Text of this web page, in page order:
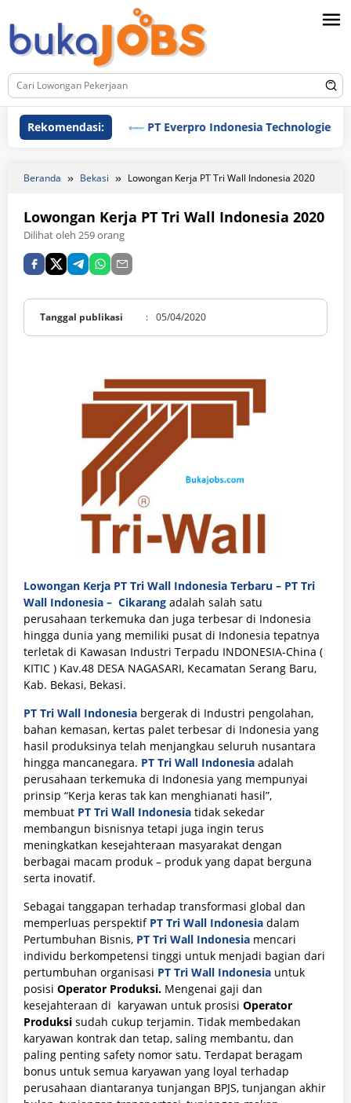
ke
konten
Rekomendasi: PT Everpro Indonesia Technologies
Beranda Bekasi Lowongan Kerja PT Tri Wall Indonesia 2020
Lowongan Kerja PT Tri Wall Indonesia 2020
Dilihat oleh 259 orang
Tanggal publikasi : 05/04/2020
Lowongan Kerja PT Tri Wall Indonesia Terbaru – PT Tri
Wall Indonesia – Cikarang adalah salah satu
perusahaan terkemuka dan juga terbesar di Indonesia
hingga dunia yang memiliki pusat di Indonesia tepatnya
terletak di Kawasan Industri Terpadu INDONESIA-China (
KITIC ) Kav.48 DESA NAGASARI, Kecamatan Serang Baru,
Kab. Bekasi, Bekasi.
PT Tri Wall Indonesia bergerak di Industri pengolahan,
bahan kemasan, kertas palet terbesar di Indonesia yang
hasil produksinya telah menjangkau seluruh nusantara
hingga mancanegara. PT Tri Wall Indonesia adalah
perusahaan terkemuka di Indonesia yang mempunyai
prinsip “Kerja keras tak kan menghianati hasil”,
membuat PT Tri Wall Indonesia tidak sekedar
membangun bisnisnya tetapi juga ingin terus
meningkatkan kesejahteraan masyarakat dengan
berbagai macam produk – produk yang dapat berguna
serta inovatif.
Sebagai tanggapan terhadap transformasi global dan
memperluas perspektif PT Tri Wall Indonesia dalam
Pertumbuhan Bisnis, PT Tri Wall Indonesia mencari
individu berkompetensi tinggi untuk menjadi bagian dari
pertumbuhan organisasi PT Tri Wall Indonesia untuk
posisi Operator Produksi. Mengenai gaji dan
kesejahteraan di karyawan untuk prosisi Operator
Produksi sudah cukup terjamin. Tidak membedakan
karyawan kontrak dan tetap, saling membantu, dan
paling penting safety nomor satu. Terdapat beragam
bonus untuk semua karyawan yang loyal terhadap
perusahaan diantaranya tunjangan BPJS, tunjangan akhir